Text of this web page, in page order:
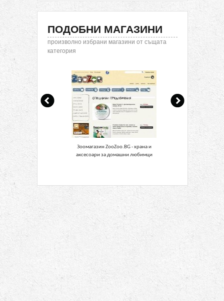
ПОДОБНИ МАГАЗИНИ
произволно избрани магазини от същата
категория
Зоомагазин ZooZoo.BG - храна и
аксесоари за домашни любимци